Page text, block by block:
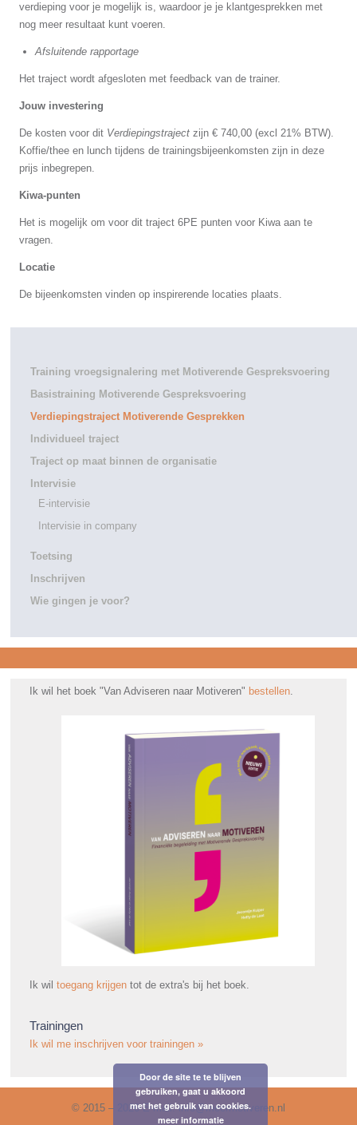
verdieping voor je mogelijk is, waardoor je je klantgesprekken met
nog meer resultaat kunt voeren.
Afsluitende rapportage
Het traject wordt afgesloten met feedback van de trainer.
Jouw investering
De kosten voor dit Verdiepingstraject zijn € 740,00 (excl 21% BTW).
Koffie/thee en lunch tijdens de trainingsbijeenkomsten zijn in deze
prijs inbegrepen.
Kiwa-punten
Het is mogelijk om voor dit traject 6PE punten voor Kiwa aan te
vragen.
Locatie
De bijeenkomsten vinden op inspirerende locaties plaats.
Training vroegsignalering met Motiverende Gespreksvoering
Basistraining Motiverende Gespreksvoering
Verdiepingstraject Motiverende Gesprekken
Individueel traject
Traject op maat binnen de organisatie
Intervisie
E-intervisie
Intervisie in company
Toetsing
Inschrijven
Wie gingen je voor?
Ik wil het boek "Van Adviseren naar Motiveren" bestellen
Ik wil toegang krijgen tot de extra's bij het boek.
Trainingen
Ik wil me inschrijven voor trainingen »
© 2015 – 2026 E-mail: info@meermotiveren.nl
Door de site te te blijven
gebruiken, gaat u akkoord
met het gebruik van cookies.
meer informatie